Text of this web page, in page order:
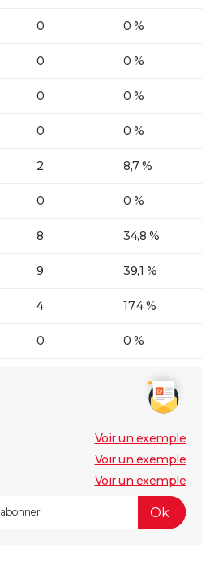
0 0 %
0 0 %
0 0 %
0 0 %
2 8,7 %
0 0 %
8 34,8 %
9 39,1 %
4 17,4 %
0 0 %
Voir un exemple
Voir un exemple
Voir un exemple